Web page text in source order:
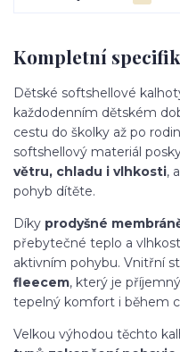
Kompletní
Dětské softshellové
každodenním dětském
cestu do školky až po
softshellový materiál
větru, chladu i vlhkosti,
pohyb dítěte.
Díky prodyšné
přebytečné teplo a
aktivním pohybu. Vnitřní
fleecem, který je
tepelný komfort i během
Velkou výhodou těchto